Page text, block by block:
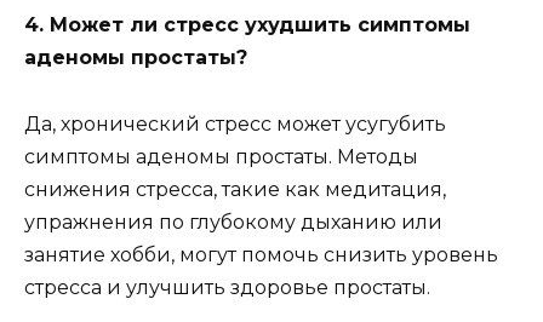
4. Может ли стресс ухудшить симптомы
аденомы простаты?
Да, хронический стресс может усугубить
симптомы аденомы простаты. Методы
снижения стресса, такие как медитация,
упражнения по глубокому дыханию или
занятие хобби, могут помочь снизить уровень
стресса и улучшить здоровье простаты.